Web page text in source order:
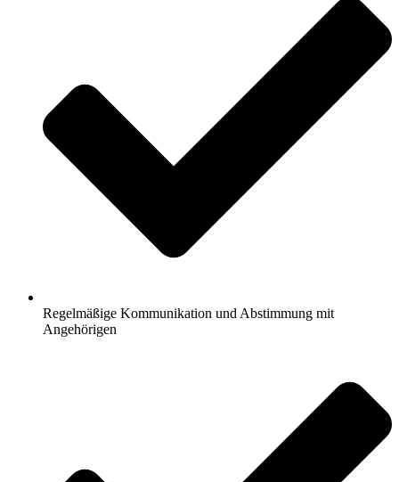
Regelmäßige Kommunikation und Abstimmung mit
Angehörigen